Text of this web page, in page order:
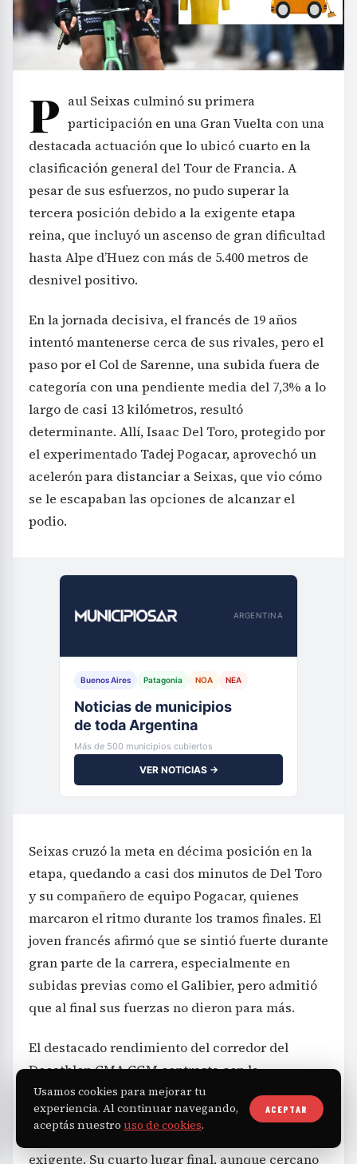
P aul Seixas culminó su primera
participación en una Gran Vuelta con una
destacada actuación que lo ubicó cuarto en la
clasificación general del Tour de Francia. A
pesar de sus esfuerzos, no pudo superar la
tercera posición debido a la exigente etapa
reina, que incluyó un ascenso de gran dificultad
hasta Alpe d’Huez con más de 5.400 metros de
desnivel positivo.
En la jornada decisiva, el francés de 19 años
intentó mantenerse cerca de sus rivales, pero el
paso por el Col de Sarenne, una subida fuera de
categoría con una pendiente media del 7,3% a lo
largo de casi 13 kilómetros, resultó
determinante. Allí, Isaac Del Toro, protegido por
el experimentado Tadej Pogacar, aprovechó un
acelerón para distanciar a Seixas, que vio cómo
se le escapaban las opciones de alcanzar el
podio.
ARGENTINA
Buenos Aires Patagonia NOA NEA
Noticias de municipios
de toda Argentina
Más de 500 municipios cubiertos
VER NOTICIAS →
Seixas cruzó la meta en décima posición en la
etapa, quedando a casi dos minutos de Del Toro
y su compañero de equipo Pogacar, quienes
marcaron el ritmo durante los tramos finales. El
joven francés afirmó que se sintió fuerte durante
gran parte de la carrera, especialmente en
subidas previas como el Galibier, pero admitió
que al final sus fuerzas no dieron para más.
El destacado rendimiento del corredor del
Decathlon CMA CGM contrasta con la
experiencia de ciclistas veteranos como Juan
Ayuso, lo que realza aún más su mérito en este
debut de altura en una competencia tan
exigente. Su cuarto lugar final, aunque cercano
Usamos cookies para mejorar tu
experiencia. Al continuar navegando,
aceptás nuestro uso de cookies.
ACEPTAR